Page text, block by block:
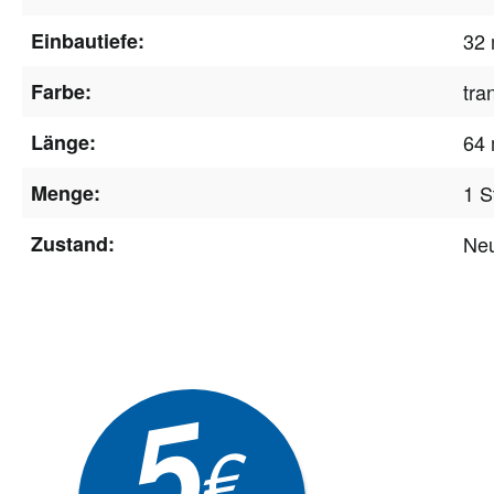
Einbautiefe:
32
Farbe:
Länge:
64
Menge:
1
Zustand: